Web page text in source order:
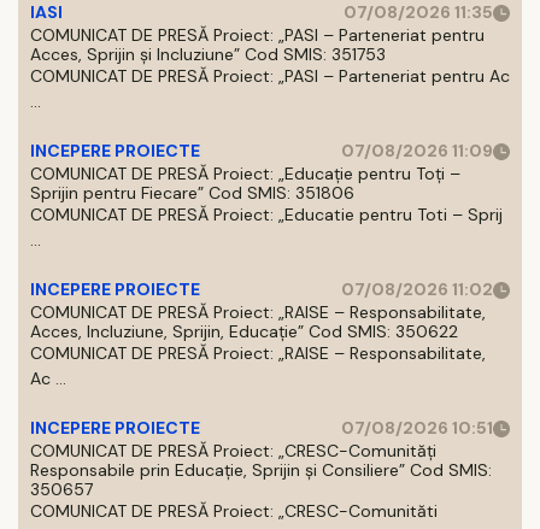
IASI
07/08/2026 11:35
COMUNICAT DE PRESĂ Proiect: „PASI – Parteneriat pentru
Acces, Sprijin și Incluziune” Cod SMIS: 351753
COMUNICAT DE PRESĂ Proiect: „PASI – Parteneriat pentru Ac
...
INCEPERE PROIECTE
07/08/2026 11:09
COMUNICAT DE PRESĂ Proiect: „Educație pentru Toți –
Sprijin pentru Fiecare” Cod SMIS: 351806
COMUNICAT DE PRESĂ Proiect: „Educatie pentru Toti – Sprij
...
INCEPERE PROIECTE
07/08/2026 11:02
COMUNICAT DE PRESĂ Proiect: „RAISE – Responsabilitate,
Acces, Incluziune, Sprijin, Educație” Cod SMIS: 350622
COMUNICAT DE PRESĂ Proiect: „RAISE – Responsabilitate,
Ac ...
INCEPERE PROIECTE
07/08/2026 10:51
COMUNICAT DE PRESĂ Proiect: „CRESC-Comunități
Responsabile prin Educație, Sprijin și Consiliere” Cod SMIS:
350657
COMUNICAT DE PRESĂ Proiect: „CRESC-Comunităti